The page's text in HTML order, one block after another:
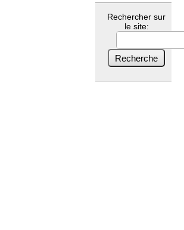
Rechercher sur
le site: